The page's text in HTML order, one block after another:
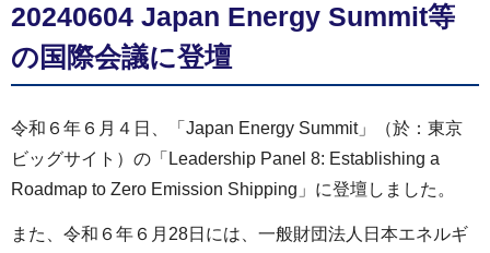
20240604 Japan Energy Summit等
の国際会議に登壇
令和６年６月４日、「Japan Energy Summit」（於：東京
ビッグサイト）の「Leadership Panel 8: Establishing a
Roadmap to Zero Emission Shipping」に登壇しました。
また、令和６年６月28日には、一般財団法人日本エネルギ